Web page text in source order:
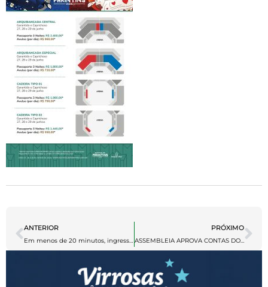
ANTERIOR PRÓXIMO
ASSEMBLEIA APROVA CONTAS DO MAG DE 2024